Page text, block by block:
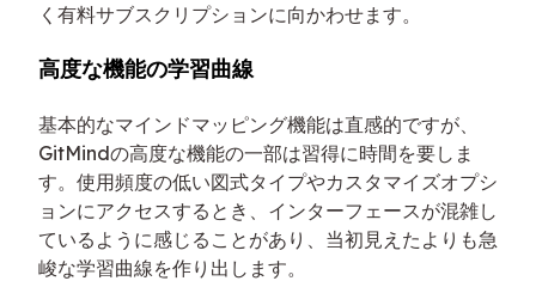
く有料サブスクリプションに向かわせます。
高度な機能の学習曲線
基本的なマインドマッピング機能は直感的ですが、
GitMindの高度な機能の一部は習得に時間を要しま
す。使用頻度の低い図式タイプやカスタマイズオプシ
ョンにアクセスするとき、インターフェースが混雑し
ているように感じることがあり、当初見えたよりも急
峻な学習曲線を作り出します。